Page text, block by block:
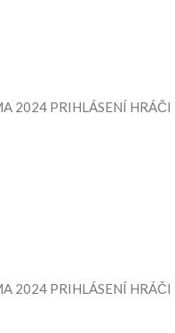
2024 PRIHLÁSENÍ HRÁČI
2024 PRIHLÁSENÍ HRÁČI